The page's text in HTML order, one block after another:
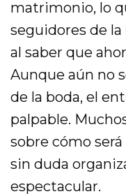
matrimonio, lo
seguidores de
al saber que
Aunque aún no
de la boda, el
palpable.
sobre cómo
sin duda
espectacular.